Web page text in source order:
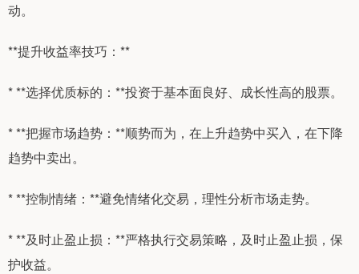
动。
**提升收益率技巧：**
* **选择优质标的：**投资于基本面良好、成长性高的股票。
* **把握市场趋势：**顺势而为，在上升趋势中买入，在下降
趋势中卖出。
* **控制情绪：**避免情绪化交易，理性分析市场走势。
* **及时止盈止损：**严格执行交易策略，及时止盈止损，保
护收益。